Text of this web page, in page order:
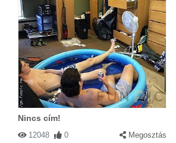
Nincs cím!
12048 0 Megosztás